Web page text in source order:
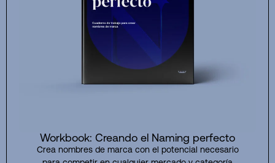
Workbook: Creando el Naming perfecto
Crea nombres de marca con el potencial necesario